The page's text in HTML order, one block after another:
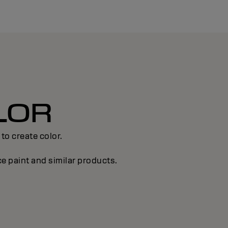
create color.
paint and similar products.